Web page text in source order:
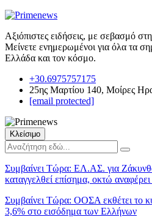
Αξιόπιστες ειδήσεις, με σεβασμό
Μείνετε ενημερωμένοι για όλα τα
Ελλάδα και τον κόσμο.
+30.6975757175
25ης Μαρτίου 140, Μοίρες
[email protected]
Κλείσιμο
Συμβαίνει Τώρα: ΕΛ.ΑΣ. για
καταγγελθεί επίσημα, οκτώ
Συμβαίνει Τώρα: ΟΟΣΑ εκθέτει το
3,6% στο εισόδημα των Ελλήνων